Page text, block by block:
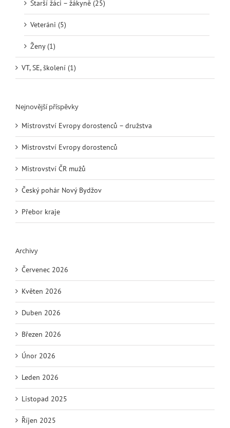
Starší žáci – žákyně (25)
Veteráni (5)
Ženy (1)
VT, SE, školení (1)
Nejnovější příspěvky
Mistrovství Evropy dorostenců – družstva
Mistrovství Evropy dorostenců
Mistrovství ČR mužů
Český pohár Nový Bydžov
Přebor kraje
Archivy
Červenec 2026
Květen 2026
Duben 2026
Březen 2026
Únor 2026
Leden 2026
Listopad 2025
Říjen 2025